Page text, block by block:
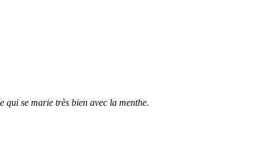
qui se marie très bien avec la menthe.